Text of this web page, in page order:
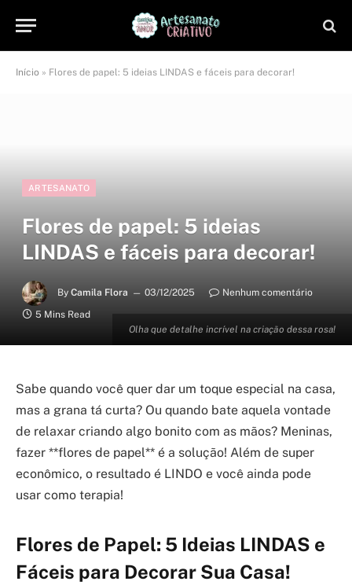
Início » Flores de papel: 5 ideias LINDAS e fáceis para decorar!
Olha que detalhe incrível na criação dessa rosa!
ARTESANATO
Flores de papel: 5 ideias
LINDAS e fáceis para decorar!
By Camila Flora 03/12/2025
Nenhum comentário
5 Mins Read
Sabe quando você quer dar um toque especial na casa,
mas a grana tá curta? Ou quando bate aquela vontade
de relaxar criando algo bonito com as mãos? Meninas,
fazer **flores de papel** é a solução! Além de super
econômico, o resultado é LINDO e você ainda pode
usar como terapia!
Flores de Papel: 5 Ideias LINDAS e
Fáceis para Decorar Sua Casa!